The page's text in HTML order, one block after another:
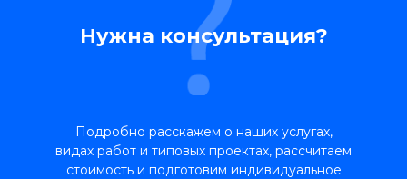
Нужна консультация?
Подробно расскажем о наших услугах,
видах работ и типовых проектах, рассчитаем
стоимость и подготовим индивидуальное